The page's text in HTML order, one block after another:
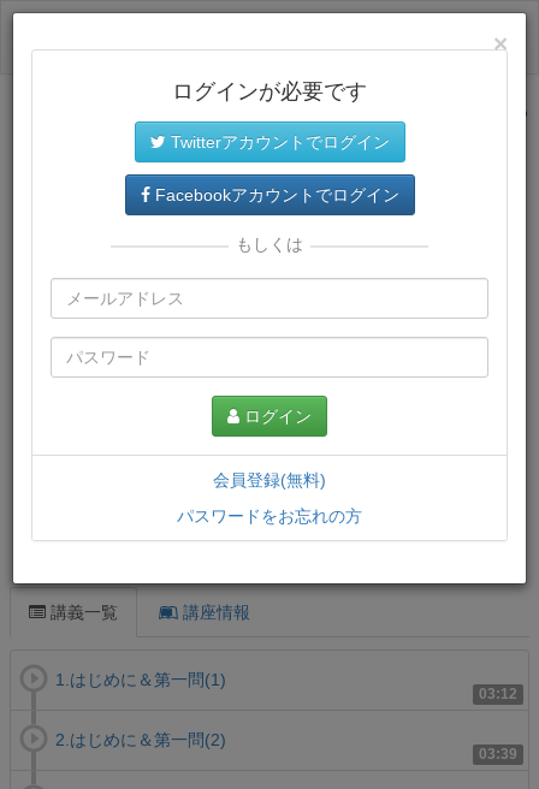
サイトトップに戻る
プレミアム会員では、教材がダウンロードでき、快適な動画
再生環境が提供されます。
講義一覧 講座情報
03:12
1.はじめに＆第一問(1)
03:39
2.はじめに＆第一問(2)
×
ログインが必要です
Twitterアカウントでログイン
Facebookアカウントでログイン
もしくは
ログイン
会員登録(無料)
パスワードをお忘れの方